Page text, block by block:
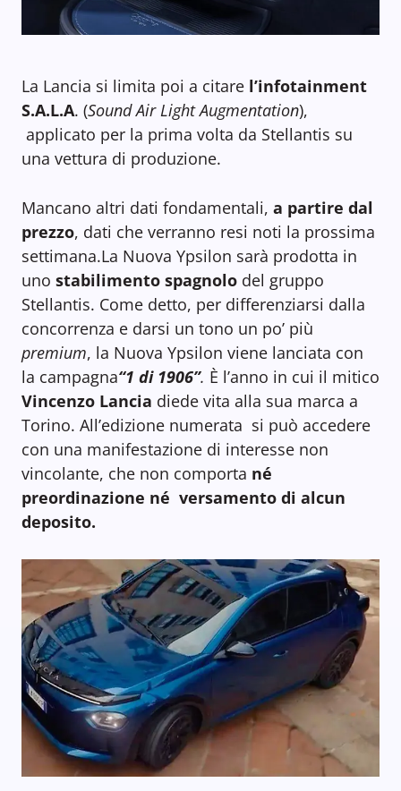
La Lancia si limita poi a citare l’infotainment
S.A.L.A. (Sound Air Light Augmentation),
applicato per la prima volta da Stellantis su
una vettura di produzione.
Mancano altri dati fondamentali, a partire dal
prezzo, dati che verranno resi noti la prossima
settimana.La Nuova Ypsilon sarà prodotta in
uno stabilimento spagnolo del gruppo
Stellantis. Come detto, per differenziarsi dalla
concorrenza e darsi un tono un po’ più
premium, la Nuova Ypsilon viene lanciata con
la campagna“1 di 1906”. È l’anno in cui il mitico
Vincenzo Lancia diede vita alla sua marca a
Torino. All’edizione numerata si può accedere
con una manifestazione di interesse non
vincolante, che non comporta né
preordinazione né versamento di alcun
deposito.